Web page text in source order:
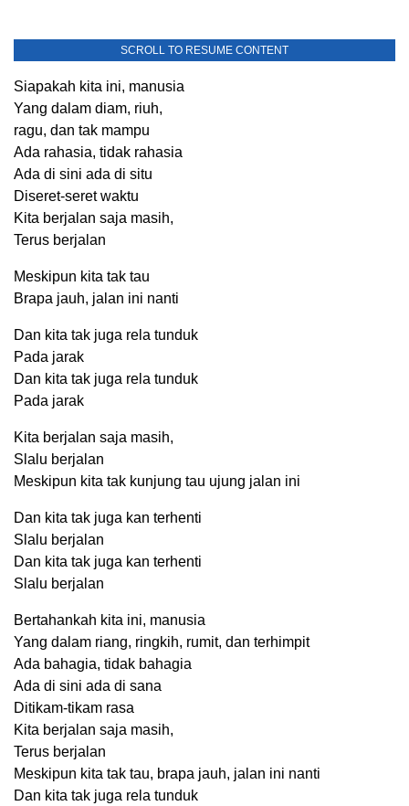
SCROLL TO RESUME CONTENT
Siapakah kita ini, manusia
Yang dalam diam, riuh,
ragu, dan tak mampu
Ada rahasia, tidak rahasia
Ada di sini ada di situ
Diseret-seret waktu
Kita berjalan saja masih,
Terus berjalan
Meskipun kita tak tau
Brapa jauh, jalan ini nanti
Dan kita tak juga rela tunduk
Pada jarak
Dan kita tak juga rela tunduk
Pada jarak
Kita berjalan saja masih,
Slalu berjalan
Meskipun kita tak kunjung tau ujung jalan ini
Dan kita tak juga kan terhenti
Slalu berjalan
Dan kita tak juga kan terhenti
Slalu berjalan
Bertahankah kita ini, manusia
Yang dalam riang, ringkih, rumit, dan terhimpit
Ada bahagia, tidak bahagia
Ada di sini ada di sana
Ditikam-tikam rasa
Kita berjalan saja masih,
Terus berjalan
Meskipun kita tak tau, brapa jauh, jalan ini nanti
Dan kita tak juga rela tunduk